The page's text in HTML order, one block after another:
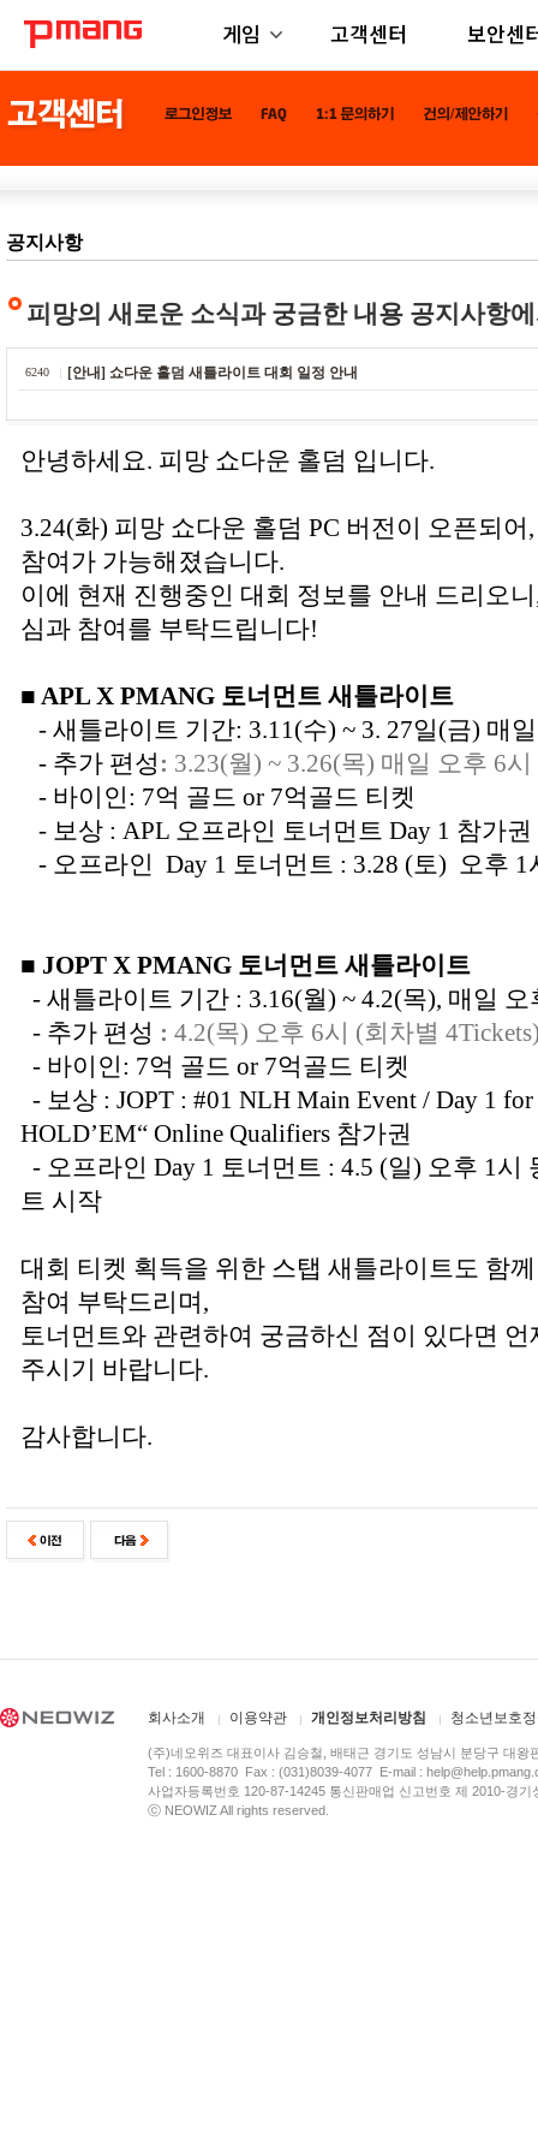
게임 고객센터 보안센
공지사항
피망의 새로운 소식과 궁금한 내용 공지사항
6240 [안내] 쇼다운 홀덤 새틀라이트 대회 일정 안내
안녕하세요. 피망 쇼다운 홀덤 입니다.
3.24(화) 피망 쇼다운 홀덤 PC 버전이 오픈되
참여가 가능해졌습니다.
이에 현재 진행중인 대회 정보를 안내 드리오
심과 참여를 부탁드립니다!
■ APL X PMANG 토너먼트 새틀라이트
- 새틀라이트 기간: 3.11(수) ~ 3. 27일(금) 매
- 추가 편성: 3.23(월) ~ 3.26(목) 매일 오후 6
- 바이인: 7억 골드 or 7억골드 티켓
- 보상 : APL 오프라인 토너먼트 Day 1 참가
- 오프라인 Day 1 토너먼트 : 3.28 (토) 오후 1
■ JOPT X PMANG 토너먼트 새틀라이트
- 새틀라이트 기간 : 3.16(월) ~ 4.2(목), 매일 오
- 추가 편성 : 4.2(목) 오후 6시 (회차별
- 바이인: 7억 골드 or 7억골드 티켓
- 보상 : JOPT : #01 NLH Main Event / Day 1
HOLD’EM“ Online Qualifiers 참가권
- 오프라인 Day 1 토너먼트 : 4.5 (일) 오후 1시
트 시작
대회 티켓 획득을 위한 스탭 새틀라이트도 함
참여 부탁드리며,
토너먼트와 관련하여 궁금하신 점이 있다면
주시기 바랍니다.
감사합니다.
회사소개 이용약관 개인정보처리방침 청소년보호
(주)네오위즈 대표이사 김승철, 배태근 경기도 성남시 분당구 대왕
Tel : 1600-8870 Fax : (031)8039-4077 E-mail :
사업자등록번호 120-87-14245 통신판매업 신고번호 제 2010-경
ⓒ NEOWIZ All rights reserved.